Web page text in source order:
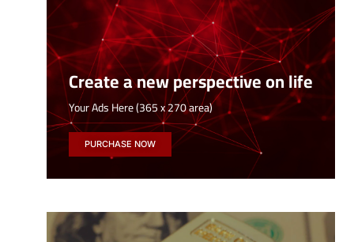
Create a new perspective on life
Your Ads Here (365 x 270 area)
PURCHASE NOW